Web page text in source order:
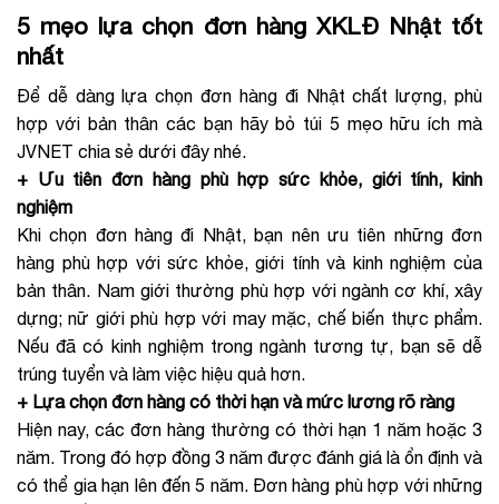
5 mẹo lựa chọn đơn hàng XKLĐ Nhật tốt
nhất
Để dễ dàng lựa chọn đơn hàng đi Nhật chất lượng, phù
hợp với bản thân các bạn hãy bỏ túi 5 mẹo hữu ích mà
JVNET chia sẻ dưới đây nhé.
+ Ưu tiên đơn hàng phù hợp sức khỏe, giới tính, kinh
nghiệm
Khi chọn đơn hàng đi Nhật, bạn nên ưu tiên những đơn
hàng phù hợp với sức khỏe, giới tính và kinh nghiệm của
bản thân. Nam giới thường phù hợp với ngành cơ khí, xây
dựng; nữ giới phù hợp với may mặc, chế biến thực phẩm.
Nếu đã có kinh nghiệm trong ngành tương tự, bạn sẽ dễ
trúng tuyển và làm việc hiệu quả hơn.
+ Lựa chọn đơn hàng có thời hạn và mức lương rõ ràng
Hiện nay, các đơn hàng thường có thời hạn 1 năm hoặc 3
năm. Trong đó hợp đồng 3 năm được đánh giá là ổn định và
có thể gia hạn lên đến 5 năm. Đơn hàng phù hợp với những